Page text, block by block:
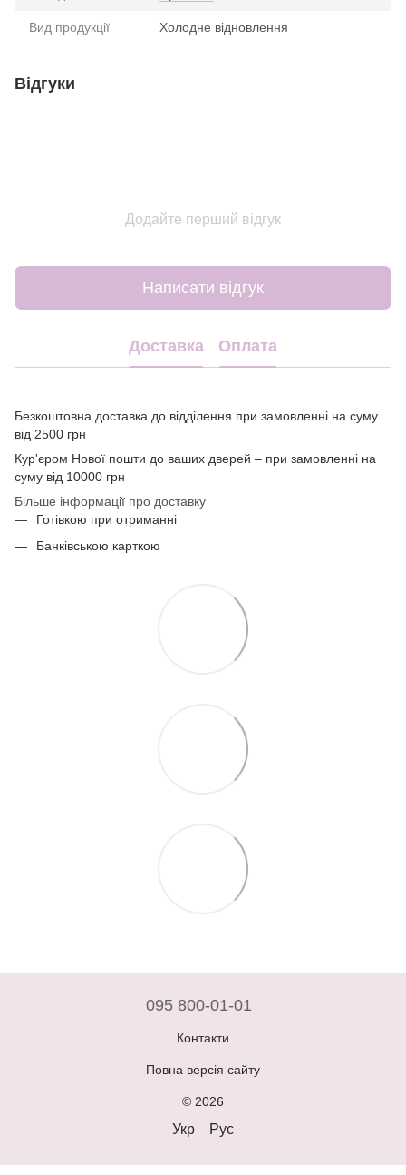
Вид продукції Холодне відновлення
Відгуки
Додайте перший відгук
Написати відгук
Доставка Оплата
Безкоштовна доставка до відділення при замовленні на суму
від 2500 грн
Кур'єром Нової пошти до ваших дверей – при замовленні на
суму від 10000 грн
Більше інформації про доставку
Готівкою при отриманні
Банківською карткою
095 800-01-01
Контакти
Повна версія сайту
© 2026
Укр Рус